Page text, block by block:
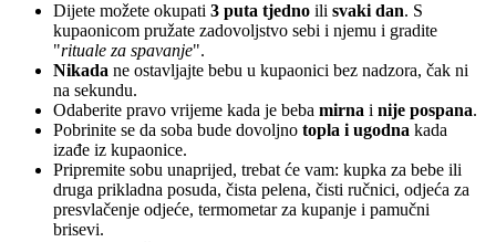
Dijete možete okupati 3 puta tjedno ili svaki dan. S
kupaonicom pružate zadovoljstvo sebi i njemu i gradite
"rituale za spavanje".
Nikada ne ostavljajte bebu u kupaonici bez nadzora, čak ni
na sekundu.
Odaberite pravo vrijeme kada je beba mirna i nije pospana.
Pobrinite se da soba bude dovoljno topla i ugodna kada
izađe iz kupaonice.
Pripremite sobu unaprijed, trebat će vam: kupka za bebe ili
druga prikladna posuda, čista pelena, čisti ručnici, odjeća za
presvlačenje odjeće, termometar za kupanje i pamučni
brisevi.